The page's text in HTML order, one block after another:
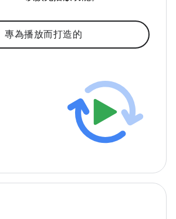
專為播放而打造的